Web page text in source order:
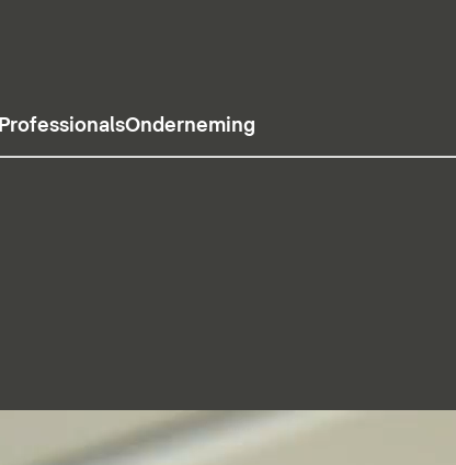
ProfessionalsOnderneming